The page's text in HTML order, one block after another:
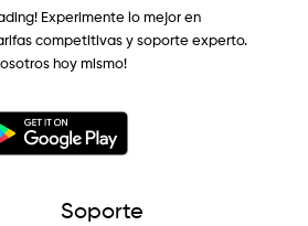
Experimente lo mejor en
competitivas y soporte experto.
hoy mismo!
Soporte